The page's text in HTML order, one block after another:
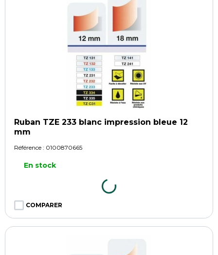
Ruban TZE 233 blanc impression bleue 12
mm
Référence : 0100870665
En stock
COMPARER